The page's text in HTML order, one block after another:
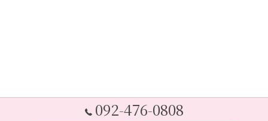
092-476-0808